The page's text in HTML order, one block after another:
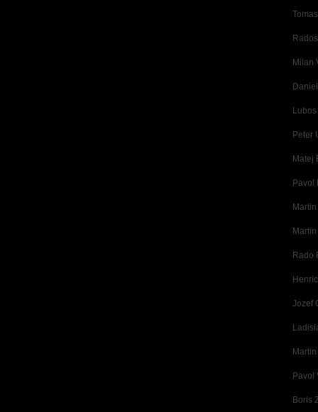
Milan
Peter
Matej
Pavol
Rado
Jozef
Pavol
Boris